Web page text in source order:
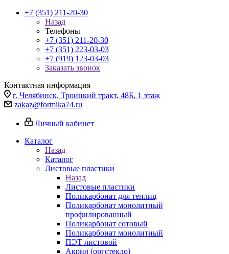
+7 (351) 211-20-30
Назад
Телефоны
+7 (351) 211-20-30
+7 (351) 223-03-03
+7 (919) 123-03-03
Заказать звонок
Контактная информация
г. Челябинск, Троицкий тракт, 48Б, 1 этаж
zakaz@formika74.ru
Личный кабинет
Каталог
Назад
Каталог
Листовые пластики
Назад
Листовые пластики
Поликарбонат для теплиц
Поликарбонат монолитный
профилированный
Поликарбонат сотовый
Поликарбонат монолитный
ПЭТ листовой
Акрил (оргстекло)